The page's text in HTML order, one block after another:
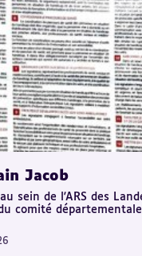
Jacob
sein de l'ARS des
comité